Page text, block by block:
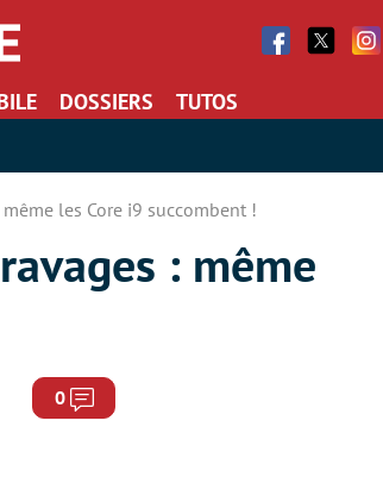
Facebook
Twitter
DOSSIERS TUTOS
les Core i9 succombent !
: même
0 Commentaires